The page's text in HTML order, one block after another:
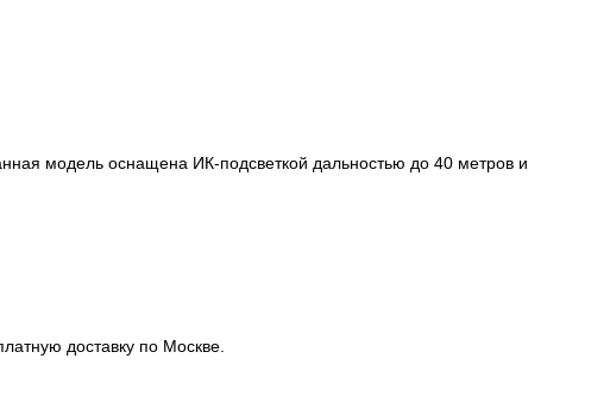
модель оснащена ИК-подсветкой дальностью до 40 метров и
доставку по Москве.